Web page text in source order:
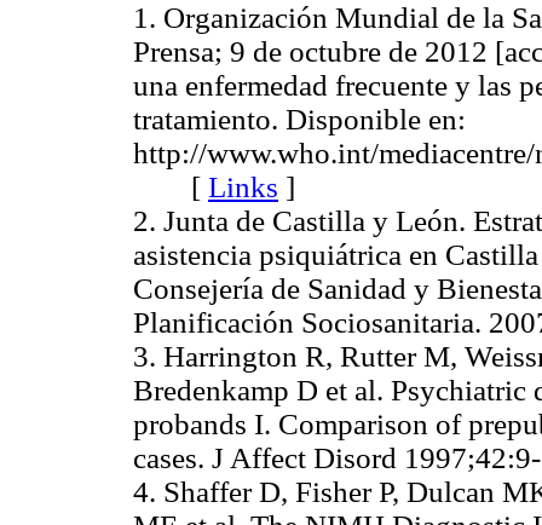
1. Organización Mundial de la
Prensa; 9 de octubre de 2012
una enfermedad frecuente y las
tratamiento. Disponible en:
http://www.who.int/
[ Links ]
2. Junta de Castilla y León.
asistencia psiquiátrica en
Consejería de Sanidad y
Planificación Sociosanitaria.
3. Harrington R, Rutter M,
Bredenkamp D et al. Psychiatric
probands I. Comparison of
cases. J Affect Disord
4. Shaffer D, Fisher P, Dulcan